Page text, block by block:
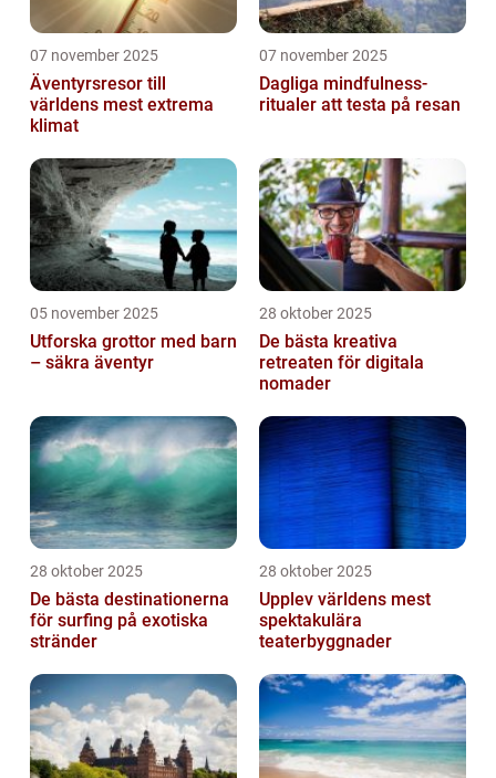
07 november 2025
Äventyrsresor till
världens mest extrema
klimat
07 november 2025
Dagliga mindfulness-
ritualer att testa på resan
05 november 2025
Utforska grottor med barn
– säkra äventyr
28 oktober 2025
De bästa kreativa
retreaten för digitala
nomader
28 oktober 2025
De bästa destinationerna
för surfing på exotiska
stränder
28 oktober 2025
Upplev världens mest
spektakulära
teaterbyggnader